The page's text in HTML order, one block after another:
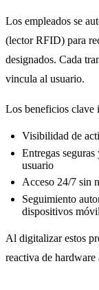
Los empleados se
(lector RFID) para
designados. Cada
vincula al usuario.
Los beneficios clave
Visibilidad de
Entregas
usuario
Acceso 24/7 sin
Seguimiento
dispositivos
Al digitalizar estos
reactiva de